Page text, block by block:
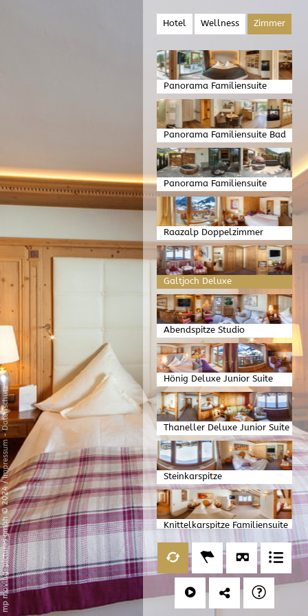
Hotel Wellness Zimmer
Panorama Familiensuite
Schlafen
Panorama Familiensuite Bad
und Wohnen
Panorama Familiensuite
Garten
Raazalp Doppelzimmer
Galtjoch Deluxe
Doppelzimmer
Abendspitze Studio
Hönig Deluxe Junior Suite
Thaneller Deluxe Junior Suite
Steinkarspitze
Familienappartment
Knittelkarspitze Familiensuite
Loreakopf Suite
mp moving-pictures gmbh © 2024
/
Impressum
-
Datenschutz